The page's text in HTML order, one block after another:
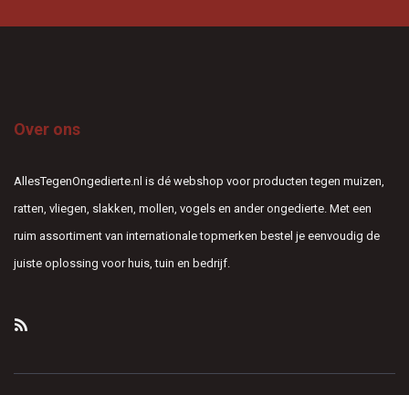
Over ons
AllesTegenOngedierte.nl is dé webshop voor producten tegen muizen,
ratten, vliegen, slakken, mollen, vogels en ander ongedierte. Met een
ruim assortiment van internationale topmerken bestel je eenvoudig de
juiste oplossing voor huis, tuin en bedrijf.